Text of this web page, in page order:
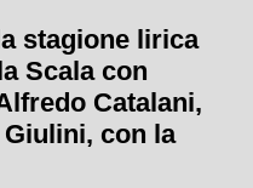
stagione lirica
Scala con
Catalani,
con la